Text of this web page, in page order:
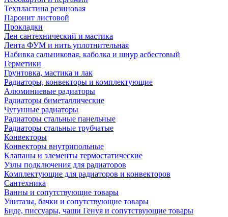
Техпластина резиновая
Паронит листовой
Прокладки
Лен сантехнический и мастика
Лента ФУМ и нить уплотнительная
Набивка сальниковая, каболка и шнур асбестовый
Герметики
Грунтовка, мастика и лак
Радиаторы, конвекторы и комплектующие
Алюминиевые радиаторы
Радиаторы биметаллические
Чугунные радиаторы
Радиаторы стальные панельные
Радиаторы стальные трубчатые
Конвекторы
Конвекторы внутрипольные
Клапаны и элементы термостатические
Узлы подключения для радиаторов
Комплектующие для радиаторов и конвекторов
Сантехника
Ванны и сопутствующие товары
Унитазы, бачки и сопутствующие товары
Биде, писсуары, чаши Генуя и сопутствующие товары